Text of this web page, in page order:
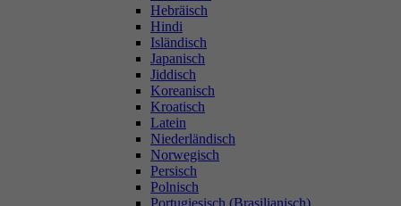
Hebräisch
Hindi
Isländisch
Japanisch
Jiddisch
Koreanisch
Kroatisch
Latein
Niederländisch
Norwegisch
Persisch
Polnisch
Portugiesisch (Brasilianisch)